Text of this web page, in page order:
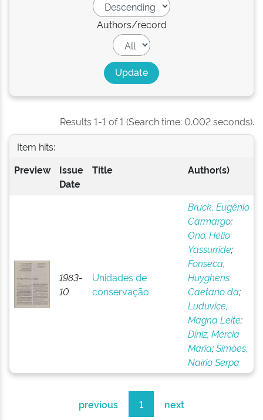
Authors/record
Results 1-1 of 1 (Search time: 0.002 seconds).
Item hits:
Preview
Issue
Date
Title Author(s)
1983-
10
Unidades de
conservação
Bruck, Eugênio
Carmargo;
Ono, Hélio
Yassurride;
Fonseca,
Huyghens
Caetano da;
Luduvice,
Magna Leite;
Diniz, Mércia
Maria;Simões,
Naírio Serpa
previous 1 next